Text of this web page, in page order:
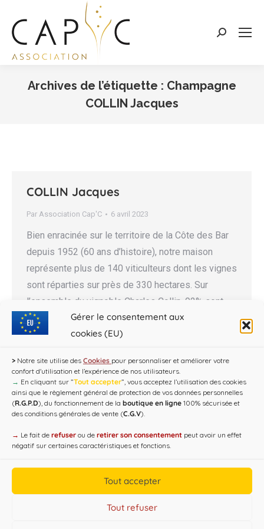
Gérer le consentement aux
cookies (EU)
> Notre site utilise des Cookies pour personnaliser et améliorer votre
confort d'utilisation et l’expérience de nos utilisateurs.
→ En cliquant sur ”Tout accepter”, vous acceptez l’utilisation des cookies
ainsi que le règlement général de protection de vos données personnelles
(R.G.P.D), du fonctionnement de la boutique en ligne 100% sécurisée et
des conditions générales de vente (C.G.V).
→ Le fait de refuser ou de retirer son consentement peut avoir un effet
négatif sur certaines caractéristiques et fonctions.
Tout accepter
Tout refuser
Search:
Archives de l’étiquette : Champagne
COLLIN Jacques
COLLIN Jacques
Par Association Cap'C 6 avril 2023
Bien enracinée sur le territoire de la Côte des Bar
depuis 1952 (60 ans d’histoire), notre maison
représente plus de 140 viticulteurs dont les vignes
sont réparties sur près de 330 hectares. Sur
l’ensemble du vignoble Charles Collin, 92% sont
plantés en Pinot Noir et 8% en Chardonnay.
Designed byWEB3-DESIGN